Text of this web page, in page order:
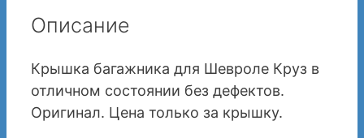
Описание
Крышка багажника для Шевроле Круз в
отличном состоянии без дефектов.
Оригинал. Цена только за крышку.